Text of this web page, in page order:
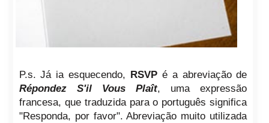
P.s. Já ia esquecendo, RSVP é a abreviação de
Répondez S'il Vous Plaît, uma expressão
francesa, que traduzida para o português significa
"Responda, por favor". Abreviação muito utilizada